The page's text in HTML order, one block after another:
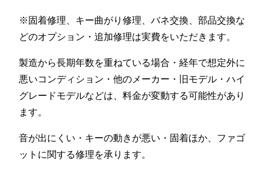
※固着修理、キー曲がり修理、バネ交換、部品交換な
どのオプション・追加修理は実費をいただきます。
製造から長期年数を重ねている場合・経年で想定外に
悪いコンディション・他のメーカー・旧モデル・ハイ
グレードモデルなどは、料金が変動する可能性があり
ます。
音が出にくい・キーの動きが悪い・固着ほか、ファゴ
ットに関する修理を承ります。